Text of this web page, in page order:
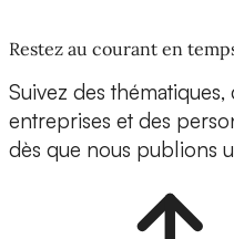
Restez au courant en
Suivez des
entreprises et des
dès que nous publions